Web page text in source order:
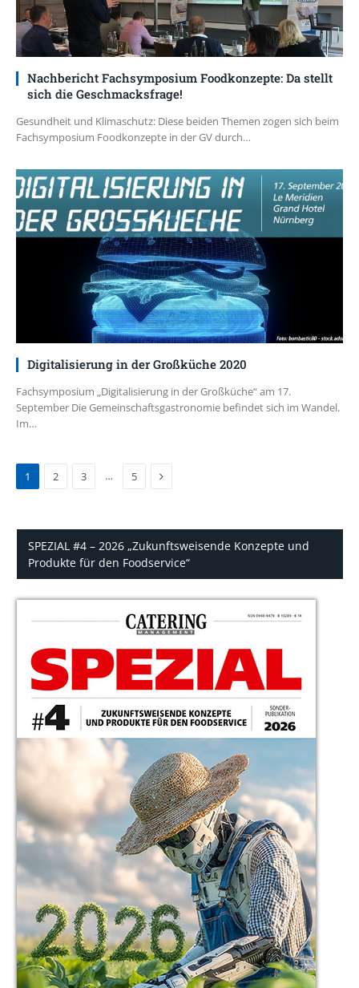
Nachbericht Fachsymposium Foodkonzepte: Da stellt
sich die Geschmacksfrage!
Gesundheit und Klimaschutz: Diese beiden Themen zogen sich beim
Fachsymposium Foodkonzepte in der GV durch…
Digitalisierung in der Großküche 2020
Fachsymposium „Digitalisierung in der Großküche“ am 17.
September Die Gemeinschaftsgastronomie befindet sich im Wandel.
Im…
1 2 3 … 5 Next
SPEZIAL #4 – 2026 „Zukunftsweisende Konzepte und
Produkte für den Foodservice“